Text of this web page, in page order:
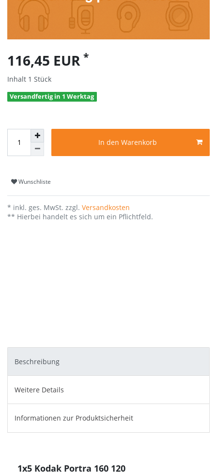
116,45 EUR *
Inhalt 1 Stück
Versandfertig in 1 Werktag
In den Warenkorb
Wunschliste
* inkl. ges. MwSt. zzgl. Versandkosten
** Hierbei handelt es sich um ein Pflichtfeld.
Beschreibung
Weitere Details
Informationen zur Produktsicherheit
1x5 Kodak Portra 160 120